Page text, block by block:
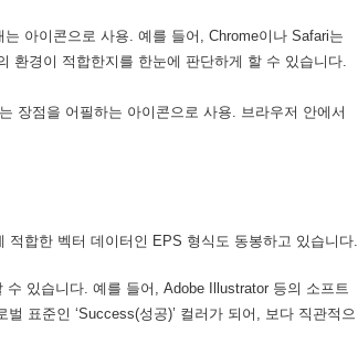
아이콘으로 사용. 예를 들어, Chrome이나 Safari는
환경이 적합한지를 한눈에 판단하게 할 수 있습니다.
장점을 어필하는 아이콘으로 사용. 브라우저 안에서
합한 벡터 데이터인 EPS 형식도 동봉하고 있습니다.
있습니다. 예를 들어, Adobe Illustrator 등의 소프트
표준인 ‘Success(성공)’ 컬러가 되어, 보다 직관적으